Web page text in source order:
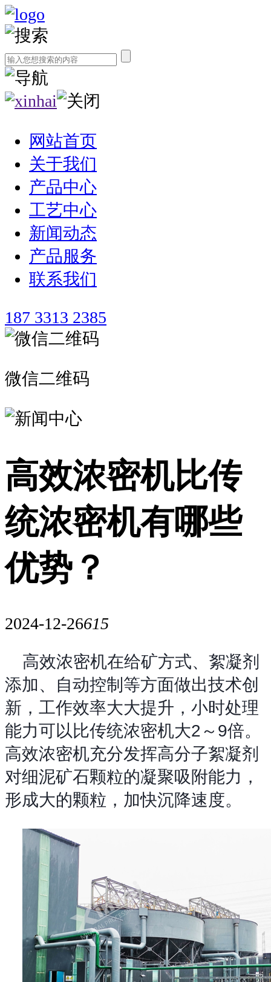
网站首页
关于我们
产品中心
工艺中心
新闻动态
产品服务
联系我们
187 3313 2385
微信二维码
高效浓密机比传
统浓密机有哪些
优势？
2024-12-26615
高效浓密机在给矿方式、絮凝剂
添加、自动控制等方面做出技术创
新，工作效率大大提升，小时处理
能力可以比传统浓密机大2～9倍。
高效浓密机充分发挥高分子絮凝剂
对细泥矿石颗粒的凝聚吸附能力，
形成大的颗粒，加快沉降速度。